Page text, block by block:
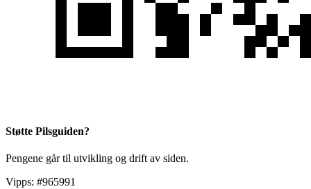
Støtte Pilsguiden?
Pengene går til utvikling og drift av siden.
Vipps: #965991